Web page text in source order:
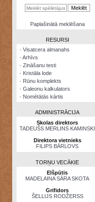
kalkulators
NomētātāsPaplašinātā meklēšana
RESURSI
· Visatcera almanahs
· Arhīvs
· Zināšanu testi
· Kristāla lode
· Rūnu komplekts
· Galeonu kalkulators
· Nomētātās kārtis
ADMINISTRĀCIJA
Skolas direktors
TADEUŠS MERLINS KAMINSKI
Direktora vietnieks
FILIPS BĀRLOVS
TORŅU VECĀKIE
Elšpūtis
MADELAINA SĀRA SKOTA
Grifidors
ŠELLIJS RODŽERSS